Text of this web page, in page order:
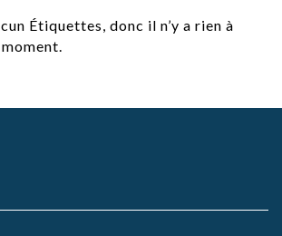
Étiquettes, donc il n’y a rien à